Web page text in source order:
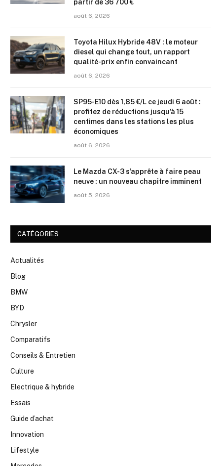
partir de 36 700 €
août 6, 2026
Toyota Hilux Hybride 48V : le moteur
diesel qui change tout, un rapport
qualité-prix enfin convaincant
août 6, 2026
SP95-E10 dès 1,85 €/L ce jeudi 6 août :
profitez de réductions jusqu’à 15
centimes dans les stations les plus
économiques
août 6, 2026
Le Mazda CX-3 s’apprête à faire peau
neuve : un nouveau chapitre imminent
août 5, 2026
CATÉGORIES
Actualités
Blog
BMW
BYD
Chrysler
Comparatifs
Conseils & Entretien
Culture
Electrique & hybride
Essais
Guide d’achat
Innovation
Lifestyle